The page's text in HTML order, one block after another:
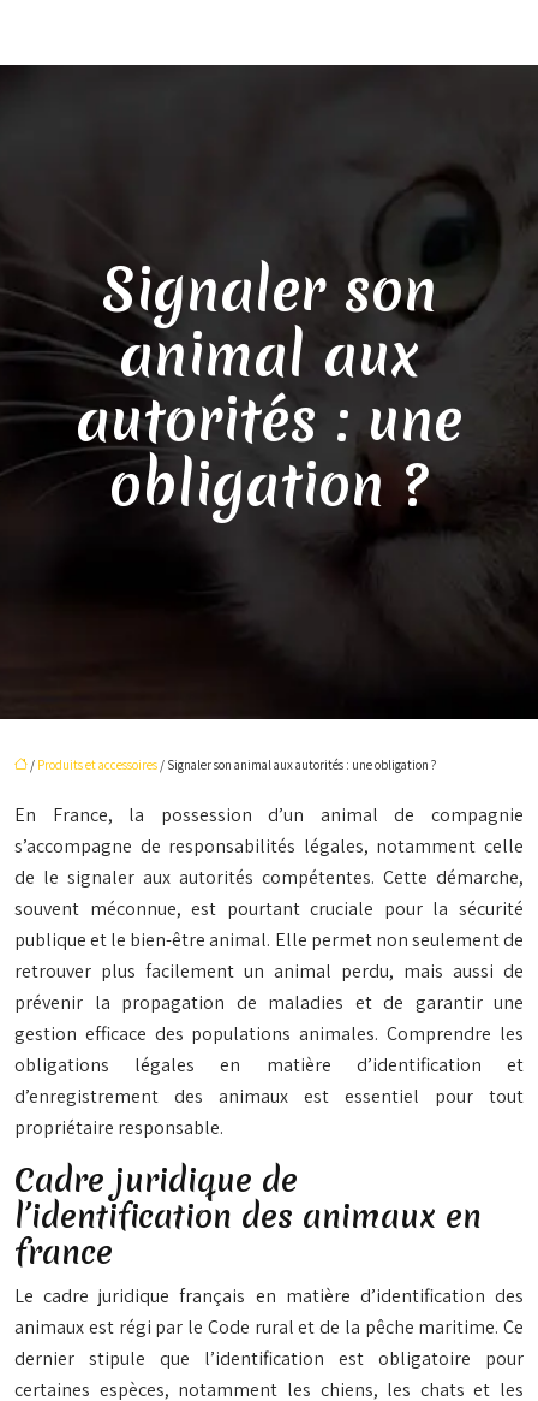
Signaler son
animal aux
autorités : une
obligation ?
/ Produits et accessoires / Signaler son animal aux autorités : une obligation ?
En France, la possession d’un animal de compagnie
s’accompagne de responsabilités légales, notamment celle
de le signaler aux autorités compétentes. Cette démarche,
souvent méconnue, est pourtant cruciale pour la sécurité
publique et le bien-être animal. Elle permet non seulement de
retrouver plus facilement un animal perdu, mais aussi de
prévenir la propagation de maladies et de garantir une
gestion efficace des populations animales. Comprendre les
obligations légales en matière d’identification et
d’enregistrement des animaux est essentiel pour tout
propriétaire responsable.
Cadre juridique de
l’identification des animaux en
france
Le cadre juridique français en matière d’identification des
animaux est régi par le Code rural et de la pêche maritime. Ce
dernier stipule que l’identification est obligatoire pour
certaines espèces, notamment les chiens, les chats et les